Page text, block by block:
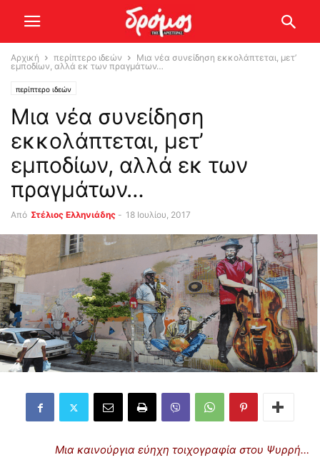
Αρχική περίπτερο ιδεών
Μια νέα συνείδηση εκκολάπτεται, μετ’
εμποδίων, αλλά εκ των πραγμάτων…
περίπτερο ιδεών
Μια νέα συνείδηση
εκκολάπτεται, μετ’
εμποδίων, αλλά εκ των
πραγμάτων…
Από Στέλιος Ελληνιάδης - 18 Ιουλίου, 2017
Μια καινούργια εύηχη τοιχογραφία στου Ψυρρή…